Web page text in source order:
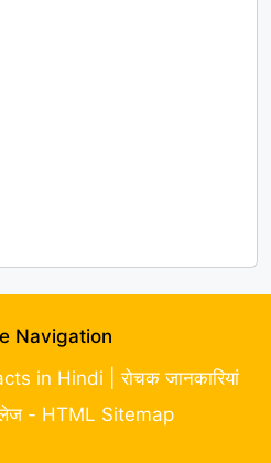
Navigation
in Hindi | रोचक जानकारियां
- HTML Sitemap